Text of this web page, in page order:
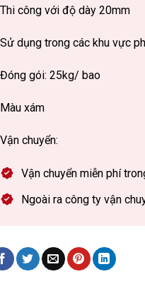
Thi công với độ dày 20mm
Sử dụng trong các khu vực
Đóng gói: 25kg/ bao
Màu xám
Vận chuyển:
Vận chuyển miễn phí
Ngoài ra công ty vận